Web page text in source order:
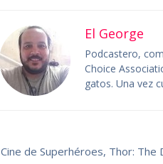
El George
Podcastero,
Choice
gatos. Una vez
Cine de Superhéroes, Thor: The